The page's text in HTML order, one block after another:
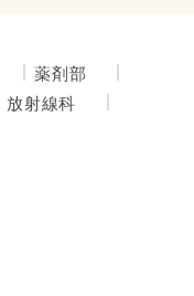
薬剤部
放射線科